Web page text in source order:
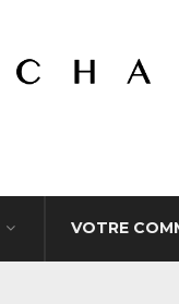
VOTRE